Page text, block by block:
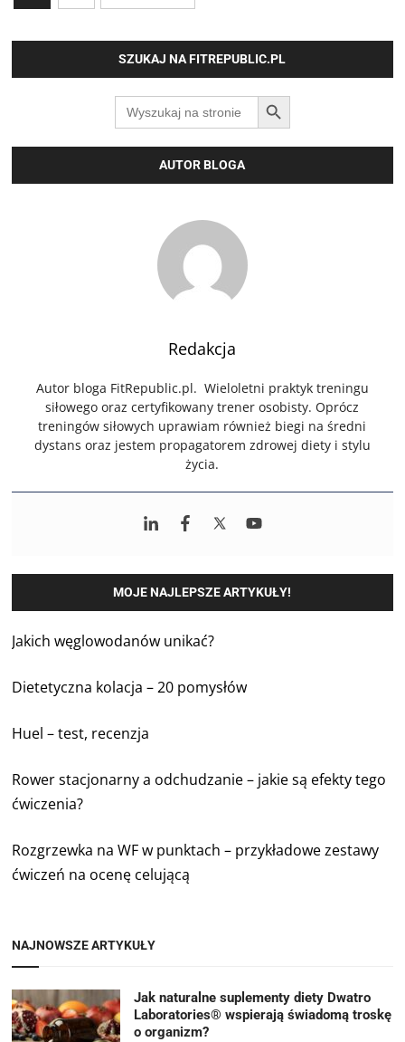
wpisów
SZUKAJ NA FITREPUBLIC.PL
Search
for:
SEARCH BUTTON
AUTOR BLOGA
Redakcja
Autor bloga FitRepublic.pl. Wieloletni praktyk treningu
siłowego oraz certyfikowany trener osobisty. Oprócz
treningów siłowych uprawiam również biegi na średni
dystans oraz jestem propagatorem zdrowej diety i stylu
życia.
MOJE NAJLEPSZE ARTYKUŁY!
Jakich węglowodanów unikać?
Dietetyczna kolacja – 20 pomysłów
Huel – test, recenzja
Rower stacjonarny a odchudzanie – jakie są efekty tego
ćwiczenia?
Rozgrzewka na WF w punktach – przykładowe zestawy
ćwiczeń na ocenę celującą
NAJNOWSZE ARTYKUŁY
Jak naturalne suplementy diety Dwatro
Laboratories® wspierają świadomą troskę
o organizm?